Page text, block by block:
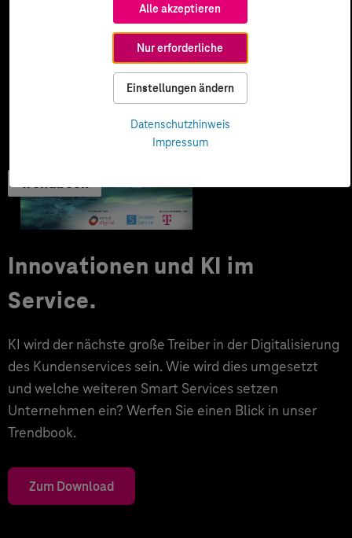
Alle akzeptieren
Nur erforderliche
Einstellungen ändern
Datenschutzhinweis
Impressum
Trendbook
Innovationen und KI im
Service.
KI wird der nächste große Treiber in der Digitalisierung
des Kundenservices sein. Wie wird dies umgesetzt
und welche weiteren Smart Services setzen
Unternehmen ein? Werfen Sie einen Blick in unser
Trendbook.
Zum Download